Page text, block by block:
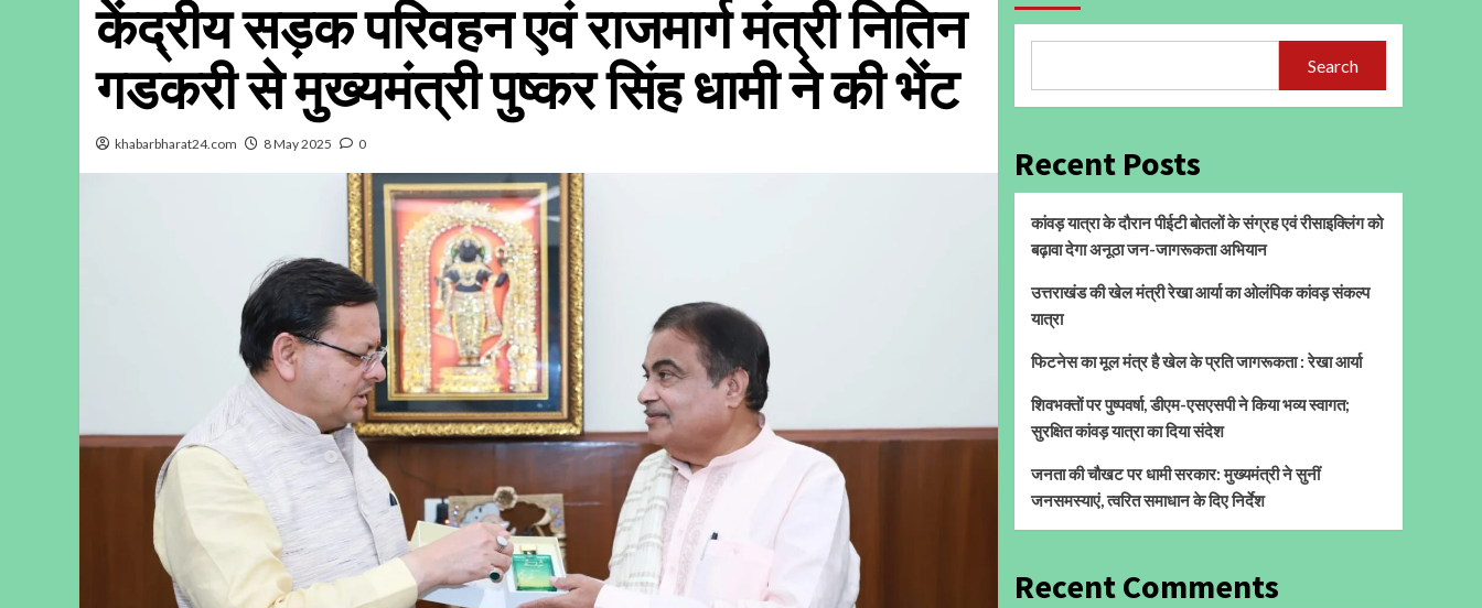
केंद्रीय सड़क परिवहन एवं राजमार्ग मंत्री नितिन
गडकरी से मुख्यमंत्री पुष्कर सिंह धामी ने की भेंट
khabarbharat24.com 8 May 2025 0
Search
Recent Posts
कांवड़ यात्रा के दौरान पीईटी बोतलों के संग्रह एवं रीसाइक्लिंग को
बढ़ावा देगा अनूठा जन-जागरूकता अभियान
उत्तराखंड की खेल मंत्री रेखा आर्या का ओलंपिक कांवड़ संकल्प
यात्रा
फिटनेस का मूल मंत्र है खेल के प्रति जागरूकता : रेखा आर्या
शिवभक्तों पर पुष्पवर्षा, डीएम-एसएसपी ने किया भव्य स्वागत;
सुरक्षित कांवड़ यात्रा का दिया संदेश
जनता की चौखट पर धामी सरकार: मुख्यमंत्री ने सुनीं
जनसमस्याएं, त्वरित समाधान के दिए निर्देश
Recent Comments